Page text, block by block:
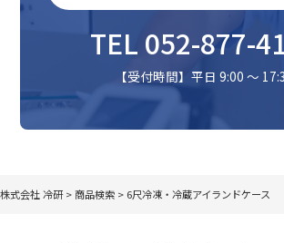
TEL 052-877-
【受付時間】平日 9:00 〜
株式会社 冷研>商品検索 > 6尺冷凍・冷蔵アイランドケース